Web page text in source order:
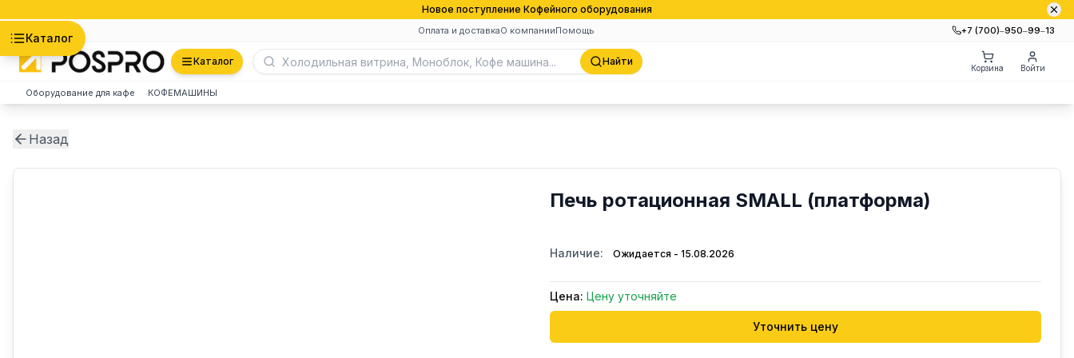
Новое поступление Кофейного оборудования
Оплата и доставкаО компанииПомощь +7 (700)‒950‒99‒13
Каталог
Каталог Найти
Корзина Войти
Оборудование для кафе КОФЕМАШИНЫ
Назад
Печь ротационная SMALL (платформа)
Наличие: Ожидается - 15.08.2026
Цена: Цену уточняйте
Уточнить цену